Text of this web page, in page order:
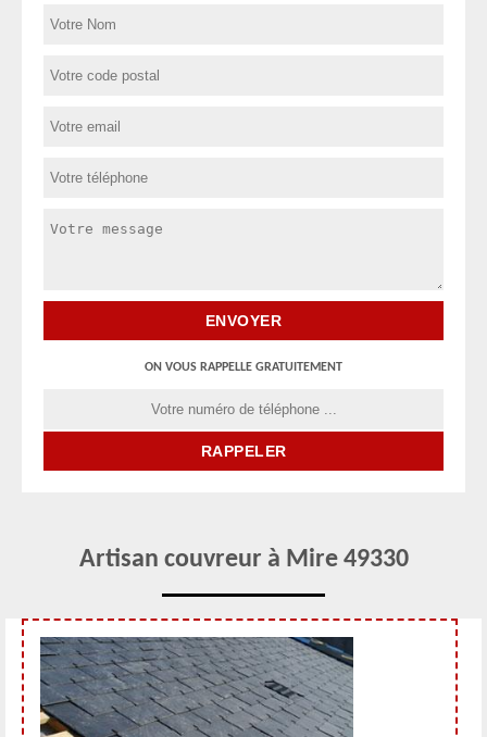
ON VOUS RAPPELLE GRATUITEMENT
Artisan couvreur à Mire 49330